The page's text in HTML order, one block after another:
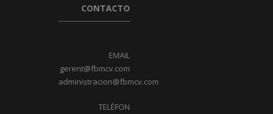
CONTACTO
EMAIL
gerent@fbmcv.com
administracion@fbmcv.com
TELÈFON